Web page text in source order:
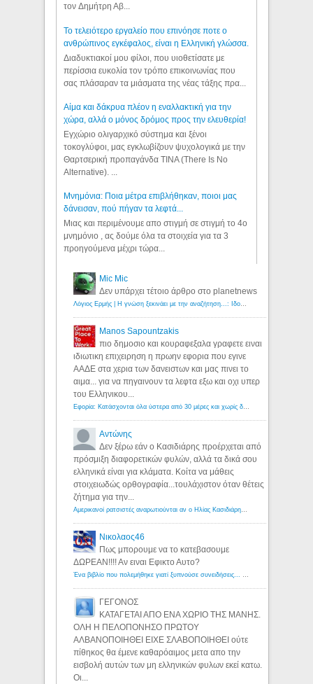
τον Δημήτρη Αβ...
Το τελειότερο εργαλείο που επινόησε ποτε ο
ανθρώπινος εγκέφαλος, είναι η Ελληνική γλώσσα.
Διαδυκτιακοί μου φίλοι, που υιοθετίσατε με
περίσσια ευκολία τον τρόπο επικοινωνίας που
σας πλάσαραν τα μιάσματα της νέας τάξης πρα...
Αίμα και δάκρυα πλέον η εναλλακτική για την
χώρα, αλλά ο μόνος δρόμος προς την ελευθερία!
Εγχώριο ολιγαρχικό σύστημα και ξένοι
τοκογλύφοι, μας εγκλωβίζουν ψυχολογικά με την
Θαρτσερική προπαγάνδα TINA (There Is No
Alternative). ...
Μνημόνια: Ποια μέτρα επιβλήθηκαν, ποιοι μας
δάνεισαν, πού πήγαν τα λεφτά...
Μιας και περιμένουμε απο στιγμή σε στιγμή το 4ο
μνημόνιο , ας δούμε όλα τα στοιχεία για τα 3
προηγούμενα μέχρι τώρα...
Mic Mic
Δεν υπάρχει τέτοιο άρθρο στο planetnews
Λόγιος Ερμής | Η γνώση ξεκινάει με την αναζήτηση...: Ιδού οι 18 που χρωστούν 11 δις ευρώ!
Manos Sapountzakis
πιο δημοσιο και κουραφεξαλα γραφετε ειναι
ιδιωτικη επιχειρηση η πρωην εφορια που εγινε
ΑΑΔΕ στα χερια των δανειστων και μας πινει το
αιμα... για να πηγαινουν τα λεφτα εξω και οχι υπερ
του Ελληνικου...
Εφορία: Κατάσχονται όλα ύστερα από 30 μέρες και χωρίς δικαστικές αποφάσεις - Λόγιος Ερμής
Αντώνης
Δεν ξέρω εάν ο Κασιδιάρης προέρχεται από
πρόσμιξη διαφορετικών φυλών, αλλά τα δικά σου
ελληνικά είναι για κλάματα. Κοίτα να μάθεις
στοιχειωδώς ορθογραφία...τουλάχιστον όταν θέτεις
ζήτημα για την...
Αμερικανοί ρατσιστές αναρωτιούνται αν ο Ηλίας Κασιδιάρης ανήκει στη λευκή φυλή... - Λόγιος Ερμής
Νικολαος46
Πως μπορουμε να το κατεβασουμε
ΔΩΡΕΑΝ!!!! Αν ειναι Εφικτο Αυτο?
Ένα βιβλίο που πολεμήθηκε γιατί ξυπνούσε συνειδήσεις... - Λόγιος Ερμής | Η γνώση ξεκινάει με την αναζήτηση...
ΓΕΓΟΝΟΣ
ΚΑΤΑΓΕΤΑΙ ΑΠΟ ΕΝΑ ΧΩΡΙΟ ΤΗΣ ΜΑΝΗΣ.
ΟΛΗ Η ΠΕΛΟΠΟΝΗΣΟ ΠΡΩΤΟΥ
ΑΛΒΑΝΟΠΟΙΗΘΕΙ ΕΙΧΕ ΣΛΑΒΟΠΟΙΗΘΕΙ ούτε
πίθηκος θα έμενε καθαρόαιμος μετα απο την
εισβολή αυτών των μη ελληνικών φυλων εκεί κατω.
Οι...